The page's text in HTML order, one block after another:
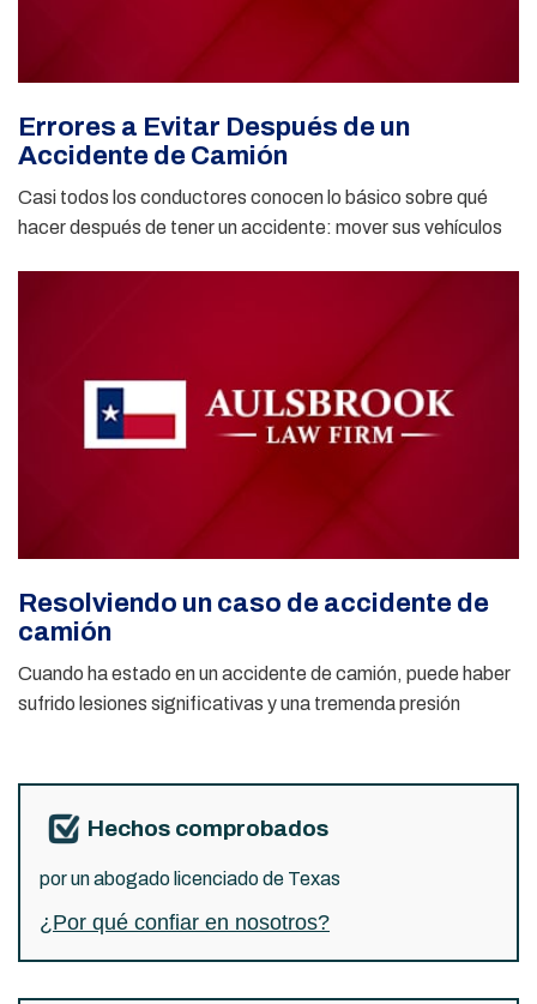
Errores a Evitar Después de un
Accidente de Camión
Casi todos los conductores conocen lo básico sobre qué
hacer después de tener un accidente: mover sus vehículos
Resolviendo un caso de accidente de
camión
Cuando ha estado en un accidente de camión, puede haber
sufrido lesiones significativas y una tremenda presión
Hechos comprobados
por un abogado licenciado de Texas
¿Por qué confiar en nosotros?